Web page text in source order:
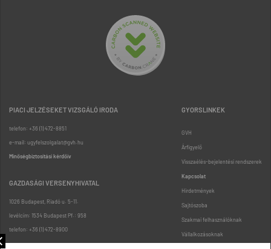
PIACI JELZÉSEKET VIZSGÁLÓ IRODA
telefon: +36 (1) 472-8851
e-mail: ugyfelszolgalat@gvh.hu
Minőségbiztosítási kérdőív
GAZDASÁGI VERSENYHIVATAL
1026 Budapest, Riadó u. 5-11.
levélcím: 1534 Budapest Pf.: 958
telefon: +36 (1) 472-8900
GYORSLINKEK
GVH
Árfigyelő
Visszaélés-bejelentési rendszerek
Kapcsolat
Hirdetmények
Sajtószoba
Szakmai felhasználóknak
Vállalkozásoknak